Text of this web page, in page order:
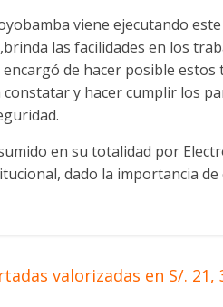
viene ejecutando
las facilidades en los
encargó de hacer posible
y hacer cumplir los
en su totalidad por
dado la importancia de
valorizadas en S/. 21,